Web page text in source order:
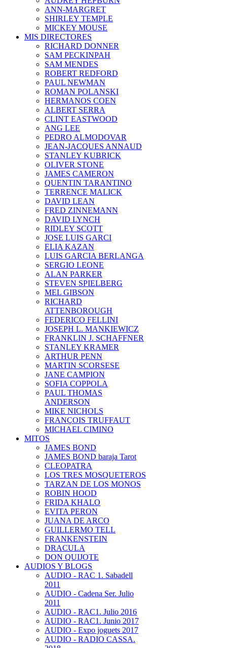
ANN-MARGRET
SHIRLEY TEMPLE
MICKEY MOUSE
MIS DIRECTORES
RICHARD DONNER
SAM PECKINPAH
SAM MENDES
ROBERT REDFORD
PAUL NEWMAN
ROMAN POLANSKI
HERMANOS COEN
ALBERT SERRA
CLINT EASTWOOD
ANG LEE
PEDRO ALMODOVAR
JEAN-JACQUES ANNAUD
STANLEY KUBRICK
OLIVER STONE
JAMES CAMERON
QUENTIN TARANTINO
TERRENCE MALICK
DAVID LEAN
FRED ZINNEMANN
DAVID LYNCH
RIDLEY SCOTT
JOSE LUIS GARCI
ELIA KAZAN
LUIS GARCIA BERLANGA
SERGIO LEONE
ALAN PARKER
STEVEN SPIELBERG
MEL GIBSON
RICHARD
ATTENBOROUGH
FEDERICO FELLINI
JOSEPH L. MANKIEWICZ
FRANKLIN J. SCHAFFNER
STANLEY KRAMER
ARTHUR PENN
MARTIN SCORSESE
JANE CAMPION
SOFIA COPPOLA
PAUL THOMAS
ANDERSON
MIKE NICHOLS
FRANÇOIS TRUFFAUT
MICHAEL CIMINO
MITOS
JAMES BOND
JAMES BOND baraja Tarot
CLEOPATRA
LOS TRES MOSQUETEROS
TARZAN DE LOS MONOS
ROBIN HOOD
FRIDA KHALO
EVITA PERON
JUANA DE ARCO
GUILLERMO TELL
FRANKENSTEIN
DRACULA
DON QUIJOTE
AUDIOS Y BLOGS
AUDIO - RAC 1. Sabadell
2011
AUDIO - Cadena Ser. Julio
2011
AUDIO - RAC1. Julio 2016
AUDIO - RAC1. Junio 2017
AUDIO - Expo joguets 2017
AUDIO - RADIO CASSA.